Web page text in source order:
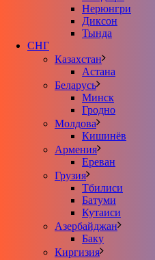
Нерюнгри
Диксон
Тында
СНГ
Казахстан
Астана
Беларусь
Минск
Гродно
Молдова
Кишинёв
Армения
Ереван
Грузия
Тбилиси
Батуми
Кутаиси
Азербайджан
Баку
Киргизия